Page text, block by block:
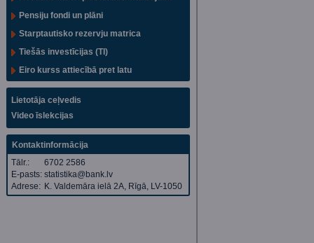
Pensiju fondi un plāni
Starptautisko rezervju matrica
Tiešās investīcijas (TI)
Eiro kurss attiecībā pret latu
Lietotāja ceļvedis
Video īslekcijas
Kontaktinformācija
Tālr.:
6702 2586
E-pasts: statistika@bank.lv
Adrese: K. Valdemāra ielā 2A, Rīgā, LV-1050